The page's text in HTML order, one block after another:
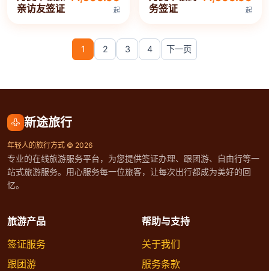
亲访友签证
起
务签证
起
1 2 3 4 下一页
新途旅行
年轻人的旅行方式 © 2026
专业的在线旅游服务平台，为您提供签证办理、跟团游、自由行等一
站式旅游服务。用心服务每一位旅客，让每次出行都成为美好的回
忆。
旅游产品
签证服务
跟团游
帮助与支持
关于我们
服务条款